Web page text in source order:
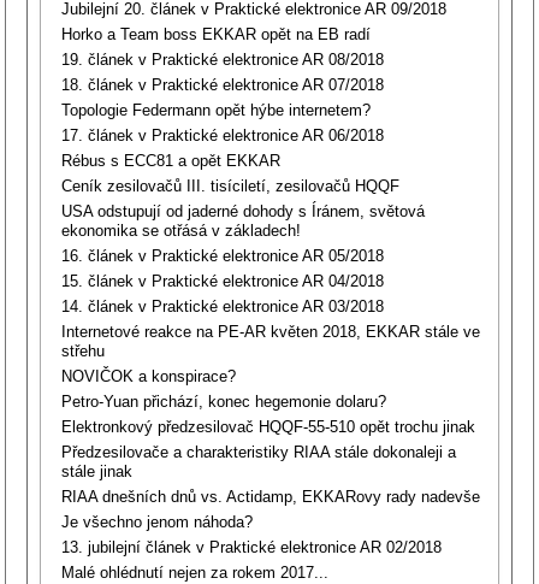
Jubilejní 20. článek v Praktické elektronice AR 09/2018
Horko a Team boss EKKAR opět na EB radí
19. článek v Praktické elektronice AR 08/2018
18. článek v Praktické elektronice AR 07/2018
Topologie Federmann opět hýbe internetem?
17. článek v Praktické elektronice AR 06/2018
Rébus s ECC81 a opět EKKAR
Ceník zesilovačů III. tisíciletí, zesilovačů HQQF
USA odstupují od jaderné dohody s Íránem, světová
ekonomika se otřásá v základech!
16. článek v Praktické elektronice AR 05/2018
15. článek v Praktické elektronice AR 04/2018
14. článek v Praktické elektronice AR 03/2018
Internetové reakce na PE-AR květen 2018, EKKAR stále ve
střehu
NOVIČOK a konspirace?
Petro-Yuan přichází, konec hegemonie dolaru?
Elektronkový předzesilovač HQQF-55-510 opět trochu jinak
Předzesilovače a charakteristiky RIAA stále dokonaleji a
stále jinak
RIAA dnešních dnů vs. Actidamp, EKKARovy rady nadevše
Je všechno jenom náhoda?
13. jubilejní článek v Praktické elektronice AR 02/2018
Malé ohlédnutí nejen za rokem 2017...